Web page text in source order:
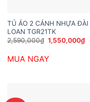
TỦ ÁO 2 CÁNH NHỰA ĐÀI
LOAN TGR21TK
2,590,000₫ Giá
gốc
2,590,000₫.
1,550,000₫
MUA NGAY